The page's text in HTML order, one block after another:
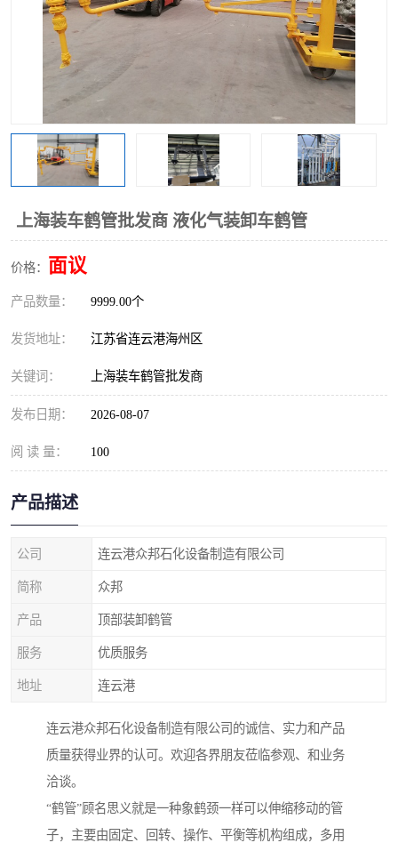
上海装车鹤管批发商 液化气装卸车鹤管
价格： 面议
产品数量： 9999.00个
发货地址： 江苏省连云港海州区
关键词： 上海装车鹤管批发商
发布日期： 2026-08-07
阅 读 量： 100
产品描述
公司 连云港众邦石化设备制造有限公司
简称 众邦
产品 顶部装卸鹤管
服务 优质服务
地址 连云港
连云港众邦石化设备制造有限公司的诚信、实力和产品
质量获得业界的认可。欢迎各界朋友莅临参观、和业务
洽谈。
“鹤管”顾名思义就是一种象鹤颈一样可以伸缩移动的管
子，主要由固定、回转、操作、平衡等机构组成，多用